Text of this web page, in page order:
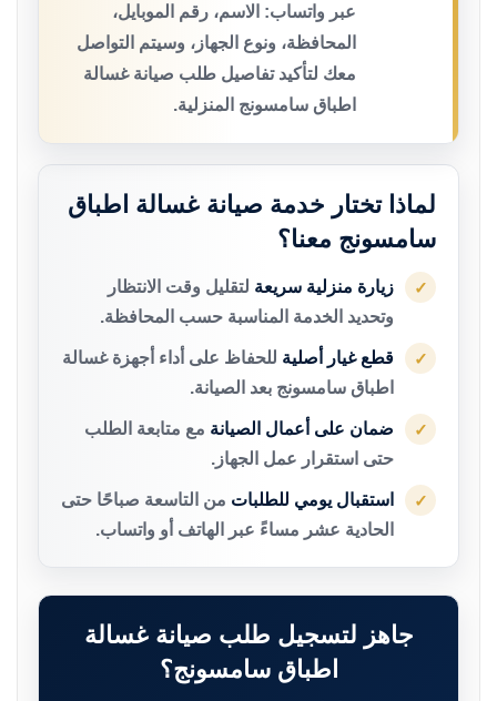
عبر واتساب: الاسم، رقم الموبايل،
المحافظة، ونوع الجهاز، وسيتم التواصل
معك لتأكيد تفاصيل طلب صيانة غسالة
اطباق سامسونج المنزلية.
لماذا تختار خدمة صيانة غسالة اطباق
سامسونج معنا؟
✓ زيارة منزلية سريعة لتقليل وقت الانتظار
وتحديد الخدمة المناسبة حسب المحافظة.
✓ قطع غيار أصلية للحفاظ على أداء أجهزة غسالة
اطباق سامسونج بعد الصيانة.
✓ ضمان على أعمال الصيانة مع متابعة الطلب
حتى استقرار عمل الجهاز.
✓ استقبال يومي للطلبات من التاسعة صباحًا حتى
الحادية عشر مساءً عبر الهاتف أو واتساب.
جاهز لتسجيل طلب صيانة غسالة
اطباق سامسونج؟